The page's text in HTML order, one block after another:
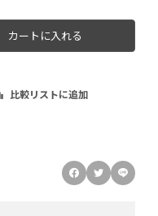
カートに入れる
比較リストに追加